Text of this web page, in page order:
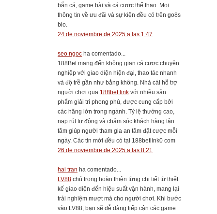
bắn cá, game bài và cá cược thể thao. Mọi
thông tin về ưu đãi và sự kiện đều có trên go8s
bio.
24 de noviembre de 2025 a las 1:47
seo ngoc ha comentado...
188Bet mang đến không gian cá cược chuyên
nghiệp với giao diện hiện đại, thao tác nhanh
và độ trễ gần như bằng không. Nhà cái hỗ trợ
người chơi qua 188bet link với nhiều sản
phẩm giải trí phong phú, được cung cấp bởi
các hãng lớn trong ngành. Tỷ lệ thưởng cao,
nạp rút tự động và chăm sóc khách hàng tận
tâm giúp người tham gia an tâm đặt cược mỗi
ngày. Các tin mới đều có tại 188betlink0 com
26 de noviembre de 2025 a las 8:21
hai tran ha comentado...
LV88 chú trọng hoàn thiện từng chi tiết từ thiết
kế giao diện đến hiệu suất vận hành, mang lại
trải nghiệm mượt mà cho người chơi. Khi bước
vào LV88, bạn sẽ dễ dàng tiếp cận các game